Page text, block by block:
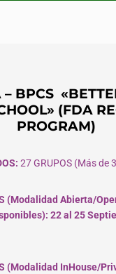
BPCS
(FDA
PROGRAM)
27 GRUPOS (Más de
(Modalidad Abierta/
): 22 al 25
(Modalidad InHouse/